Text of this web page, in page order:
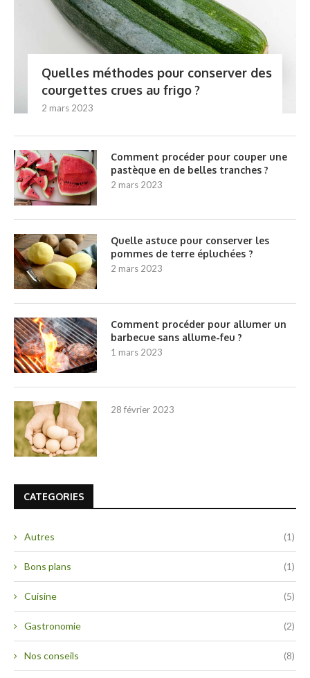
Quelles méthodes pour conserver des
courgettes crues au frigo ?
2 mars 2023
Comment procéder pour couper une
pastèque en de belles tranches ?
2 mars 2023
Quelle astuce pour conserver les
pommes de terre épluchées ?
2 mars 2023
Comment procéder pour allumer un
barbecue sans allume-feu ?
1 mars 2023
28 février 2023
CATEGORIES
Autres (1)
Bons plans (1)
Cuisine (5)
Gastronomie (2)
Nos conseils (8)